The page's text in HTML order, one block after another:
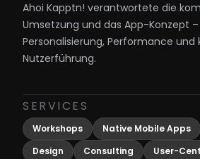
Ahoi Kapptn! verantwortete die
Umsetzung und das App-Konzept
Personalisierung, Performance und
Nutzerführung.
SERVICES
Workshops Native Mobile Apps
Design
Consulting
User-